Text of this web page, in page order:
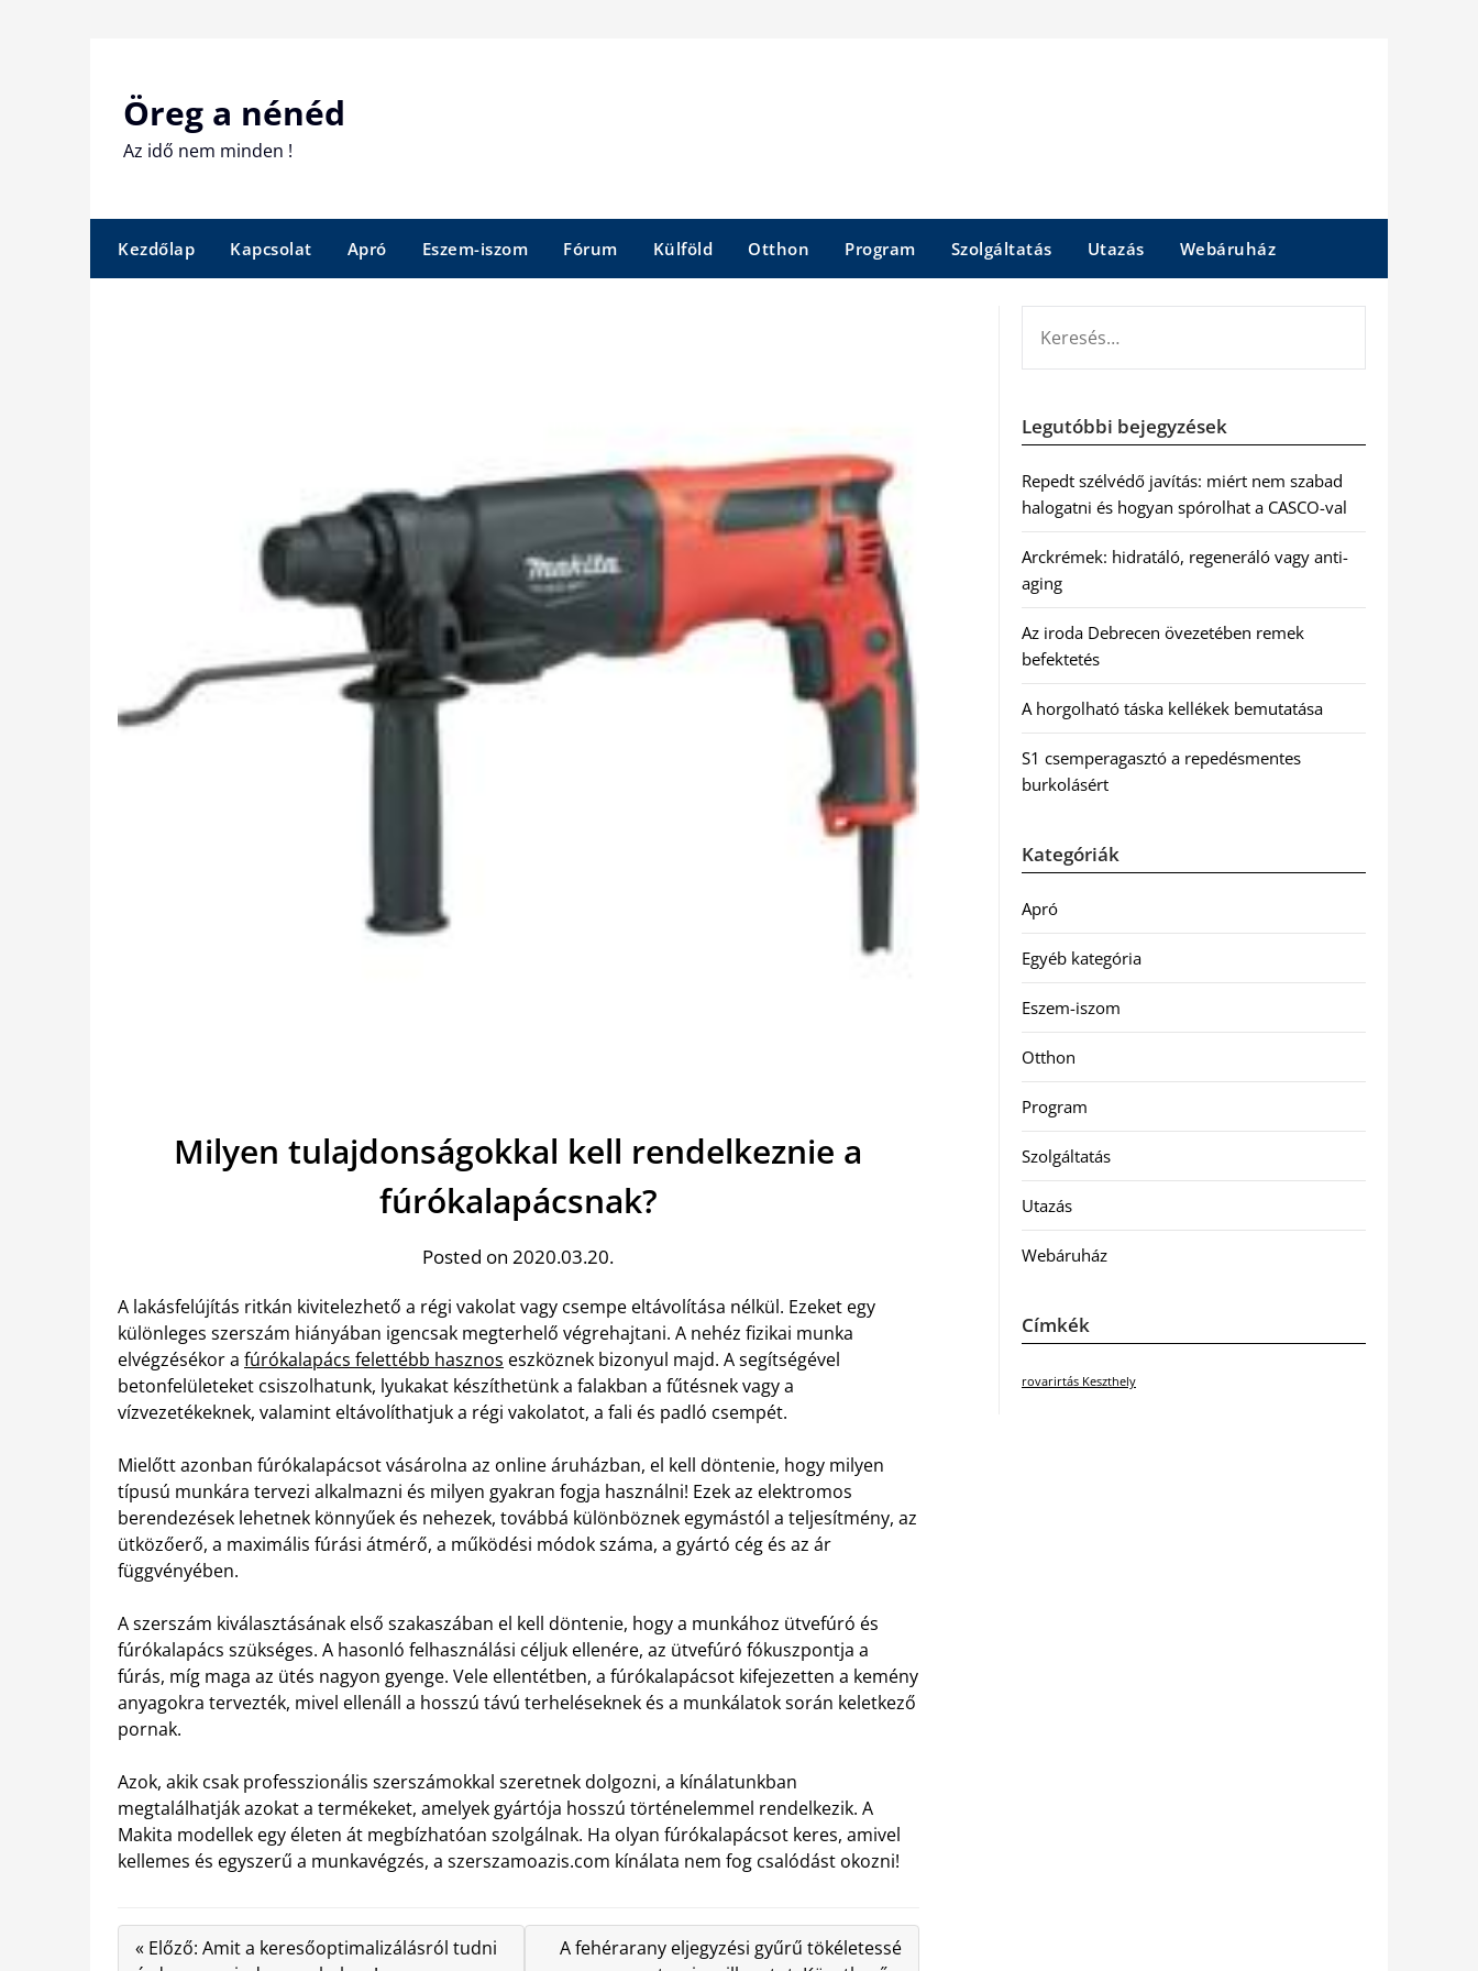
Öreg a nénéd
Az idő nem minden !
Kezdőlap Kapcsolat Apró Eszem-iszom Fórum Külföld Otthon Program Szolgáltatás Utazás Webáruház
Milyen tulajdonságokkal kell rendelkeznie a
fúrókalapácsnak?
Posted on 2020.03.20.
A lakásfelújítás ritkán kivitelezhető a régi vakolat vagy csempe eltávolítása nélkül. Ezeket egy
különleges szerszám hiányában igencsak megterhelő végrehajtani. A nehéz fizikai munka
elvégzésékor a fúrókalapács felettébb hasznos eszköznek bizonyul majd. A segítségével
betonfelületeket csiszolhatunk, lyukakat készíthetünk a falakban a fűtésnek vagy a
vízvezetékeknek, valamint eltávolíthatjuk a régi vakolatot, a fali és padló csempét.
Mielőtt azonban fúrókalapácsot vásárolna az online áruházban, el kell döntenie, hogy milyen
típusú munkára tervezi alkalmazni és milyen gyakran fogja használni! Ezek az elektromos
berendezések lehetnek könnyűek és nehezek, továbbá különböznek egymástól a teljesítmény, az
ütközőerő, a maximális fúrási átmérő, a működési módok száma, a gyártó cég és az ár
függvényében.
A szerszám kiválasztásának első szakaszában el kell döntenie, hogy a munkához ütvefúró és
fúrókalapács szükséges. A hasonló felhasználási céljuk ellenére, az ütvefúró fókuszpontja a
fúrás, míg maga az ütés nagyon gyenge. Vele ellentétben, a fúrókalapácsot kifejezetten a kemény
anyagokra tervezték, mivel ellenáll a hosszú távú terheléseknek és a munkálatok során keletkező
pornak.
Azok, akik csak professzionális szerszámokkal szeretnek dolgozni, a kínálatunkban
megtalálhatják azokat a termékeket, amelyek gyártója hosszú történelemmel rendelkezik. A
Makita modellek egy életen át megbízhatóan szolgálnak. Ha olyan fúrókalapácsot keres, amivel
kellemes és egyszerű a munkavégzés, a szerszamoazis.com kínálata nem fog csalódást okozni!
« Előző: Amit a keresőoptimalizálásról tudni
A fehérarany eljegyzési gyűrű tökéletessé
Legutóbbi bejegyzések
Repedt szélvédő javítás: miért nem szabad
halogatni és hogyan spórolhat a CASCO-val
Arckrémek: hidratáló, regeneráló vagy anti-
aging
Az iroda Debrecen övezetében remek
befektetés
A horgolható táska kellékek bemutatása
S1 csemperagasztó a repedésmentes
burkolásért
Kategóriák
Apró
Egyéb kategória
Eszem-iszom
Otthon
Program
Szolgáltatás
Utazás
Webáruház
Címkék
rovarirtás Keszthely